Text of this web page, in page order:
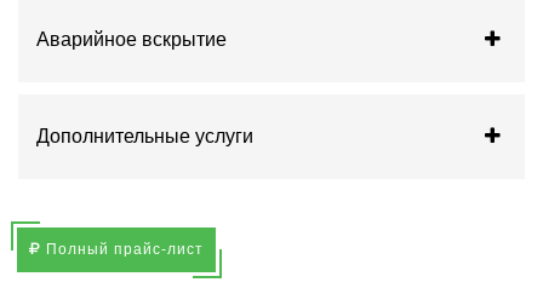
Аварийное вскрытие
Дополнительные услуги
Полный прайс-лист